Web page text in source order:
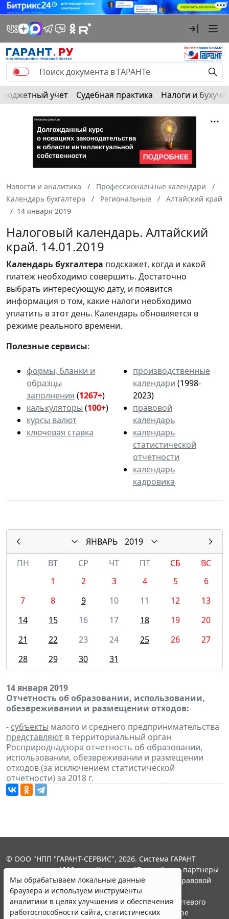
Бюджетный учет Судебная практика Налоги и
Новости и аналитика
Профессиональные календари
Календарь бухгалтера
Региональные
Алтайский край
14 января 2019
Налоговый календарь. Алтайский
край. 14.01.2019
Календарьбухгалтера подскажет, когда и какой
платеж необходимо совершить. Достаточно
выбрать интересующую дату, и появится
информация о том, какие налоги необходимо
уплатить в этот день. Календарь обновляется в
режиме реального времени.
Полезные сервисы:
формы, бланки и
образцы
заполнения (1267+)
калькуляторы (100+)
курсы валют
ключевая ставка
производственные
календари (1998-
2023)
правовой
календарь
календарь
статистической
отчетности
календарь
кадровика
ЯНВАРЬ
2019
ПН
ВТ СР ЧТ ПТ СБ
ВС
1
2 3 4 5
6
7
8 9 10 11 12
13
14
15 16 17 18 19
20
21
22 23 24 25 26
27
28
29 30 31
14 января 2019
Отчетность об образовании, использовании,
обезвреживании и размещении отходов:
- субъекты малого и среднего предпринимательства
представляют в территориальный орган
Росприроднадзора отчетность об образовании,
использовании, обезвреживании и размещении
отходов (за исключением статистической
отчетности) за 2018 г.
Мы обрабатываем локальные данные
браузера и используем инструменты
аналитики в целях улучшения и обеспечения
работоспособности сайта, статистических
© ООО "НПП "ГАРАНТ-СЕРВИС", 2026. Система ГАРАНТ
выпускается с 1990 года. Компания "Гарант" и ее партнеры
являются участниками Российской ассоциации правовой
информации ГАРАНТ.
Портал ГАРАНТ.РУ зарегистрирован в качестве сетевого
издания Федеральной службой по надзору в сфере